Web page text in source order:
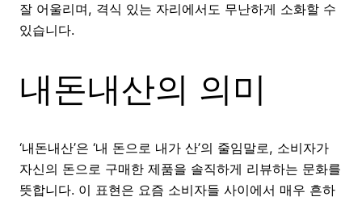
잘 어울리며, 격식 있는 자리에서도 무난하게 소화할 수
있습니다.
내돈내산의 의미
‘내돈내산’은 ‘내 돈으로 내가 산’의 줄임말로, 소비자가
자신의 돈으로 구매한 제품을 솔직하게 리뷰하는 문화를
뜻합니다. 이 표현은 요즘 소비자들 사이에서 매우 흔하